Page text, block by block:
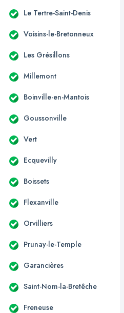
Le Tertre-Saint-Denis
Voisins-le-Bretonneux
Les Grésillons
Millemont
Boinville-en-Mantois
Goussonville
Vert
Ecquevilly
Boissets
Flexanville
Orvilliers
Prunay-le-Temple
Garancières
Saint-Nom-la-Bretêche
Freneuse